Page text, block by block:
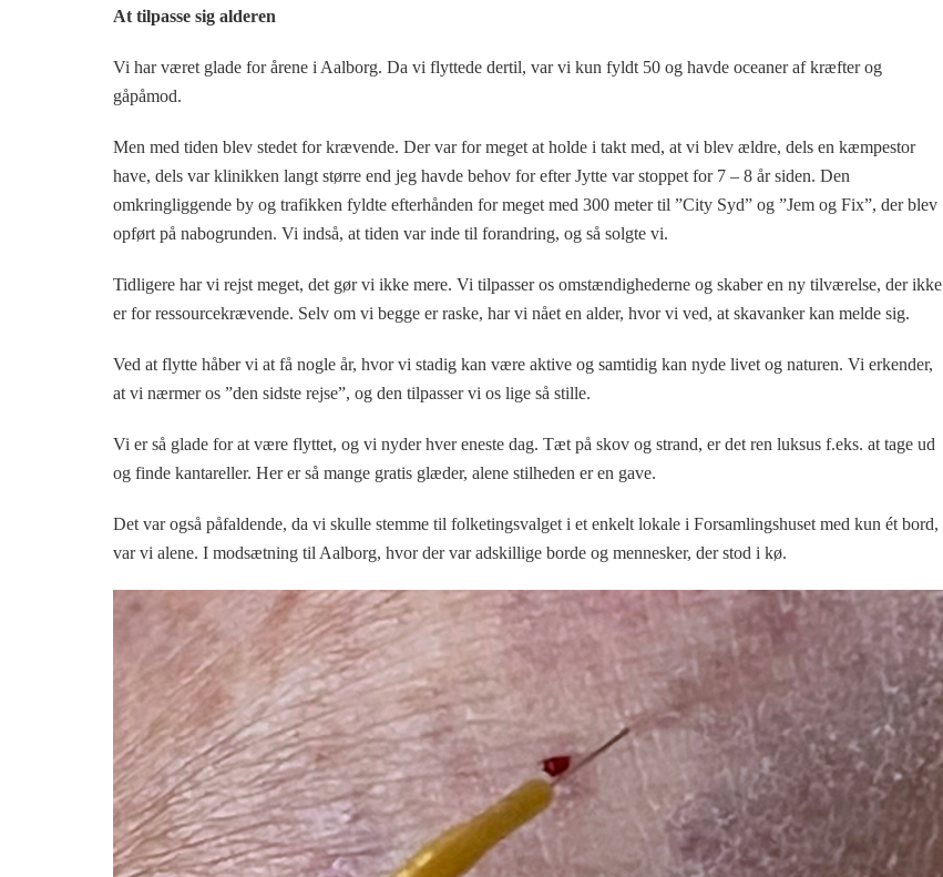
At tilpasse sig alderen
Vi har været glade for årene i Aalborg. Da vi flyttede dertil, var vi kun fyldt 50 og havde oceaner af kræfter og
gåpåmod.
Men med tiden blev stedet for krævende. Der var for meget at holde i takt med, at vi blev ældre, dels en kæmpestor
have, dels var klinikken langt større end jeg havde behov for efter Jytte var stoppet for 7 – 8 år siden. Den
omkringliggende by og trafikken fyldte efterhånden for meget med 300 meter til ”City Syd” og ”Jem og Fix”, der blev
opført på nabogrunden. Vi indså, at tiden var inde til forandring, og så solgte vi.
Tidligere har vi rejst meget, det gør vi ikke mere. Vi tilpasser os omstændighederne og skaber en ny tilværelse, der ikke
er for ressourcekrævende. Selv om vi begge er raske, har vi nået en alder, hvor vi ved, at skavanker kan melde sig.
Ved at flytte håber vi at få nogle år, hvor vi stadig kan være aktive og samtidig kan nyde livet og naturen. Vi erkender,
at vi nærmer os ”den sidste rejse”, og den tilpasser vi os lige så stille.
Vi er så glade for at være flyttet, og vi nyder hver eneste dag. Tæt på skov og strand, er det ren luksus f.eks. at tage ud
og finde kantareller. Her er så mange gratis glæder, alene stilheden er en gave.
Det var også påfaldende, da vi skulle stemme til folketingsvalget i et enkelt lokale i Forsamlingshuset med kun ét bord,
var vi alene. I modsætning til Aalborg, hvor der var adskillige borde og mennesker, der stod i kø.